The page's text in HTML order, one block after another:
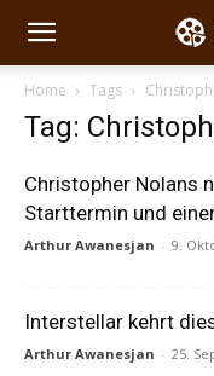
Home Tags
Tag:
Christopher Nolans
Starttermin und
Arthur Awanesjan - 9.
Interstellar kehrt
Arthur Awanesjan - 25.